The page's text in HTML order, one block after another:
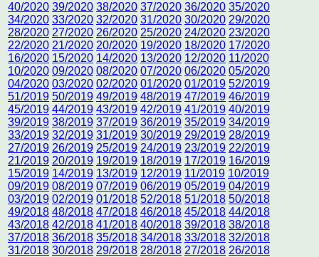
40/2020 39/2020 38/2020 37/2020 36/2020 35/2020
34/2020 33/2020 32/2020 31/2020 30/2020 29/2020
28/2020 27/2020 26/2020 25/2020 24/2020 23/2020
22/2020 21/2020 20/2020 19/2020 18/2020 17/2020
16/2020 15/2020 14/2020 13/2020 12/2020 11/2020
10/2020 09/2020 08/2020 07/2020 06/2020 05/2020
04/2020 03/2020 02/2020 01/2020 01/2019 52/2019
51/2019 50/2019 49/2019 48/2019 47/2019 46/2019
45/2019 44/2019 43/2019 42/2019 41/2019 40/2019
39/2019 38/2019 37/2019 36/2019 35/2019 34/2019
33/2019 32/2019 31/2019 30/2019 29/2019 28/2019
27/2019 26/2019 25/2019 24/2019 23/2019 22/2019
21/2019 20/2019 19/2019 18/2019 17/2019 16/2019
15/2019 14/2019 13/2019 12/2019 11/2019 10/2019
09/2019 08/2019 07/2019 06/2019 05/2019 04/2019
03/2019 02/2019 01/2018 52/2018 51/2018 50/2018
49/2018 48/2018 47/2018 46/2018 45/2018 44/2018
43/2018 42/2018 41/2018 40/2018 39/2018 38/2018
37/2018 36/2018 35/2018 34/2018 33/2018 32/2018
31/2018 30/2018 29/2018 28/2018 27/2018 26/2018